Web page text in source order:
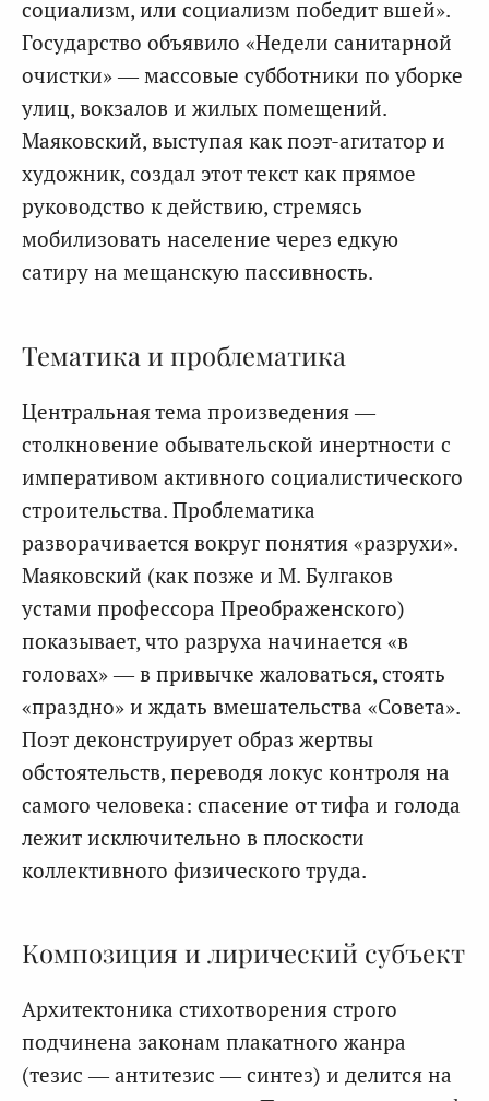
социализм, или социализм победит вшей».
Государство объявило «Недели санитарной
очистки» — массовые субботники по уборке
улиц, вокзалов и жилых помещений.
Маяковский, выступая как поэт-агитатор и
художник, создал этот текст как прямое
руководство к действию, стремясь
мобилизовать население через едкую
сатиру на мещанскую пассивность.
Тематика и проблематика
Центральная тема произведения —
столкновение обывательской инертности с
императивом активного социалистического
строительства. Проблематика
разворачивается вокруг понятия «разрухи».
Маяковский (как позже и М. Булгаков
устами профессора Преображенского)
показывает, что разруха начинается «в
головах» — в привычке жаловаться, стоять
«праздно» и ждать вмешательства «Совета».
Поэт деконструирует образ жертвы
обстоятельств, переводя локус контроля на
самого человека: спасение от тифа и голода
лежит исключительно в плоскости
коллективного физического труда.
Композиция и лирический субъект
Архитектоника стихотворения строго
подчинена законам плакатного жанра
(тезис — антитезис — синтез) и делится на